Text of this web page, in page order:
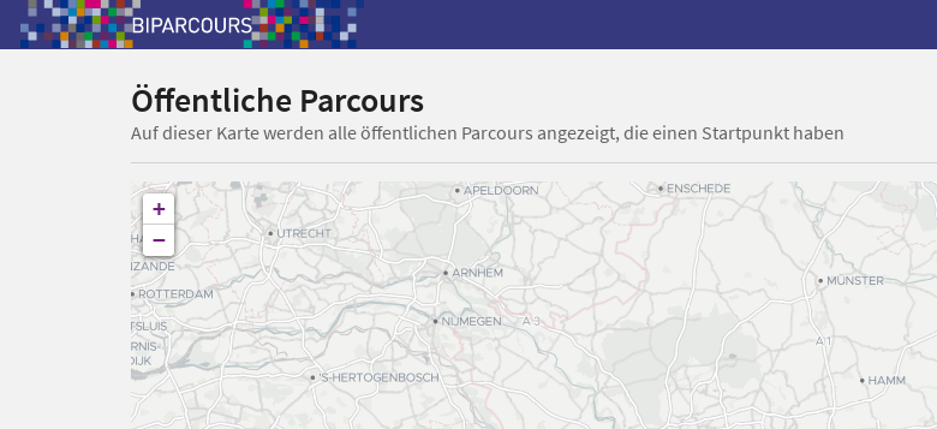
Öffentliche Parcours
Auf dieser Karte werden alle öffentlichen Parcours angezeigt, die einen Startpunkt haben
+
−